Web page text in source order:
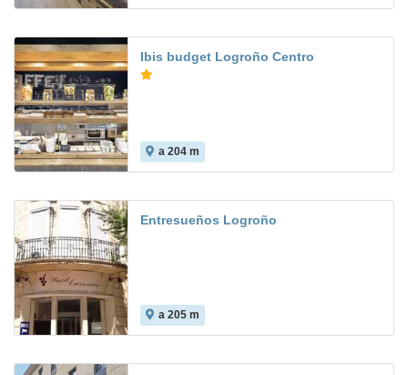
Ibis budget Logroño Centro
a 204 m
Entresueños Logroño
a 205 m